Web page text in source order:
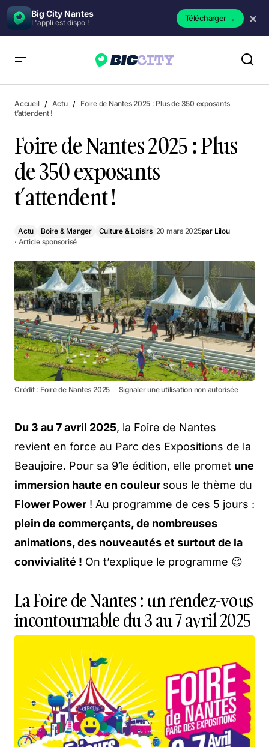
Big City Nantes
L'appli est dispo ! Télécharger→ ×
Accueil Actu
Foire de Nantes 2025 : Plus de 350 exposants
t’attendent !
Foire de Nantes 2025 : Plus
de 350 exposants
t’attendent !
Actu Boire & Manger Culture & Loisirs 20 mars 2025par Lilou
· Article sponsorisé
Crédit : Foire de Nantes 2025 － Signaler une utilisation non autorisée
Du 3 au 7 avril 2025, la Foire de Nantes
revient en force au Parc des Expositions de la
Beaujoire. Pour sa 91e édition, elle promet une
immersion haute en couleur sous le thème du
Flower Power ! Au programme de ces 5 jours :
plein de commerçants, de nombreuses
animations, des nouveautés et surtout de la
convivialité ! On t’explique le programme 😉
La Foire de Nantes : un rendez-vous
incontournable du 3 au 7 avril 2025